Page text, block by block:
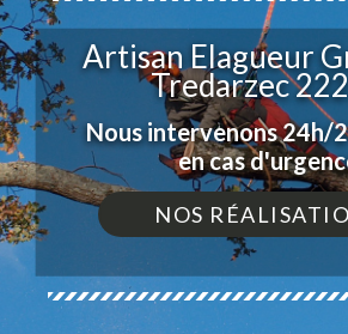
Artisan Elagueur
Tredarzec
Nous intervenons 24h/
en cas
NOS